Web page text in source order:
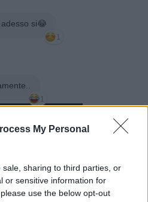
My Personal
sharing to third parties, or
or sensitive information for
use the below opt-out
si😂
1
1